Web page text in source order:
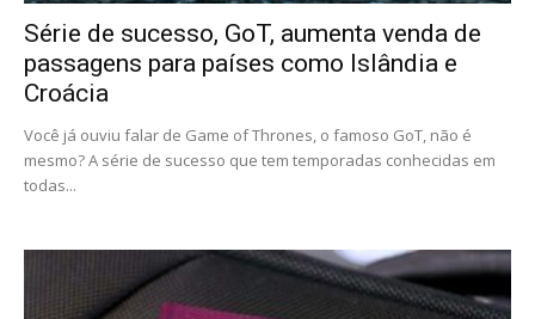
Série de sucesso, GoT, aumenta venda de
passagens para países como Islândia e
Croácia
Você já ouviu falar de Game of Thrones, o famoso GoT, não é
mesmo? A série de sucesso que tem temporadas conhecidas em
todas...